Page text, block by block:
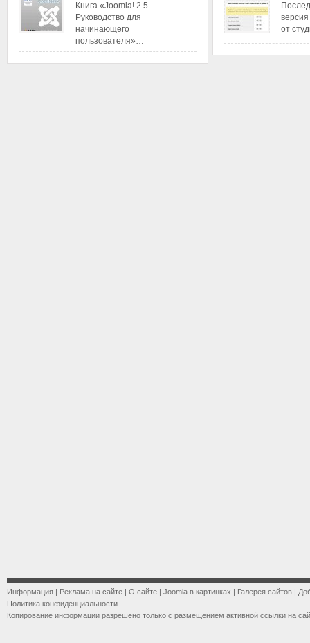
Книга «Joomla! 2.5 -
Руководство для
начинающего
пользователя»…
от
Информация | Реклама на сайте | О сайте | Joomla в картинках | Галерея сайтов |
Политика конфиденциальности
Копирование информации разрешено только с размещением активной ссылки на